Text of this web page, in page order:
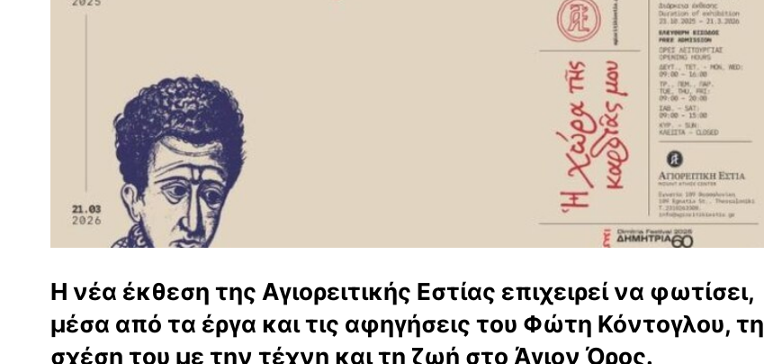
Η νέα έκθεση της Αγιορειτικής Εστίας επιχειρεί να φωτίσει,
μέσα από τα έργα και τις αφηγήσεις του Φώτη Κόντογλου, τη
σχέση του με την τέχνη και τη ζωή στο Άγιον Όρος.